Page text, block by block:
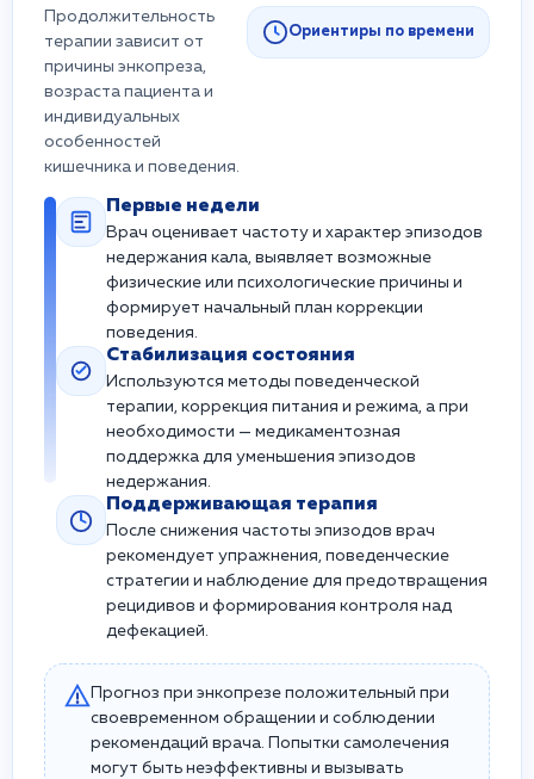
Продолжительность
терапии зависит от
причины энкопреза,
возраста пациента и
индивидуальных
особенностей
кишечника и поведения.
Ориентиры по времени
Первые недели
Врач оценивает частоту и характер эпизодов
недержания кала, выявляет возможные
физические или психологические причины и
формирует начальный план коррекции
поведения.
Стабилизация состояния
Используются методы поведенческой
терапии, коррекция питания и режима, а при
необходимости — медикаментозная
поддержка для уменьшения эпизодов
недержания.
Поддерживающая терапия
После снижения частоты эпизодов врач
рекомендует упражнения, поведенческие
стратегии и наблюдение для предотвращения
рецидивов и формирования контроля над
дефекацией.
Прогноз при энкопрезе положительный при
своевременном обращении и соблюдении
рекомендаций врача. Попытки самолечения
могут быть неэффективны и вызывать